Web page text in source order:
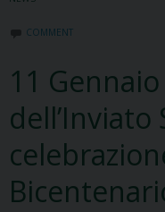
COMMENT
11
dell’Inviato